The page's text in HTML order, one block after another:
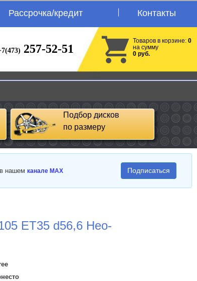
Рассрочка/кредит Контакты
257-52-51
Товаров в корзине: 0
на сумму
0 руб.
Подбор дисков
по размеру
нашем канале MAX Подписаться
ET35 d56,6 Нео-